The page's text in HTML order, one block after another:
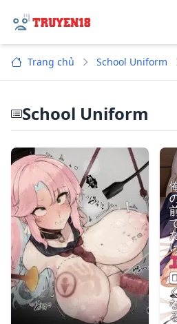
Trang chủ School Uniform
School Uniform